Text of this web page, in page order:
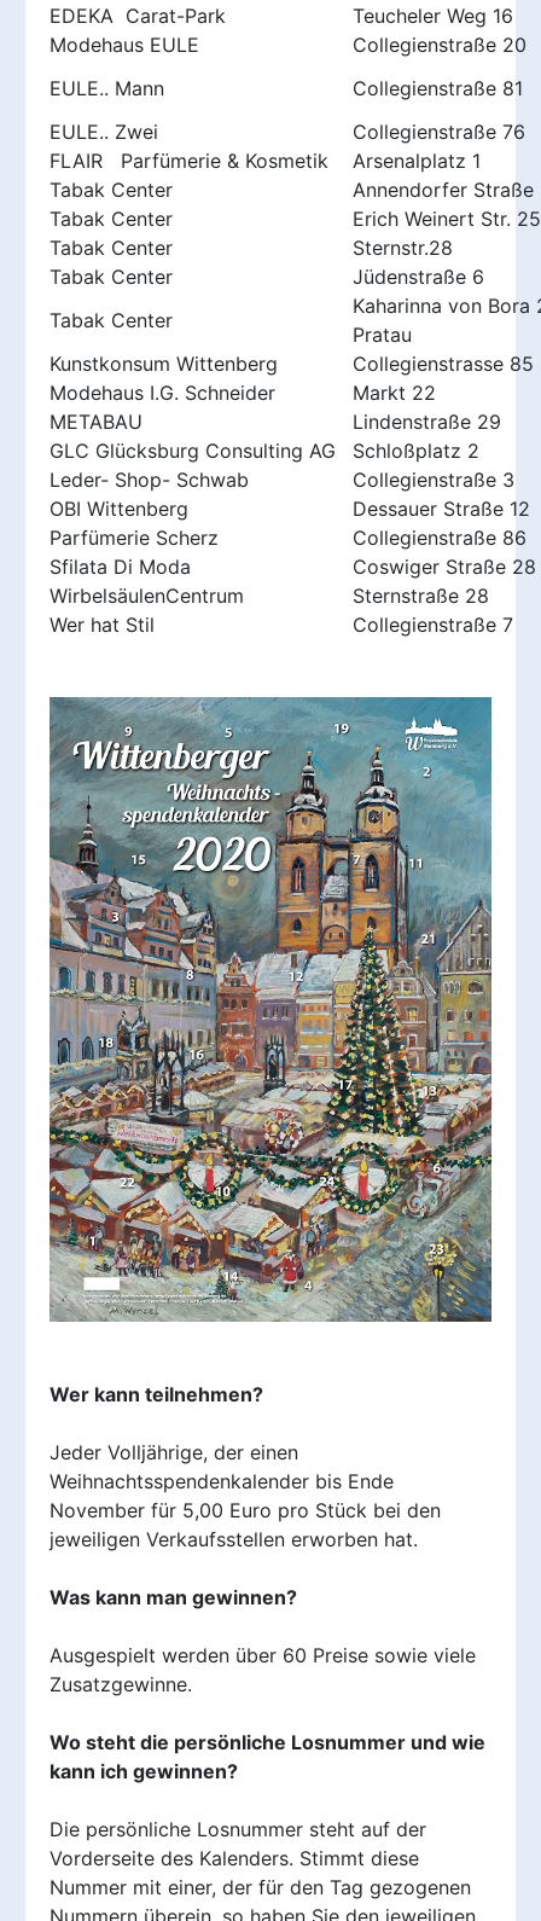
EDEKA Carat-Park
Teucheler Weg 16
Modehaus EULE
Collegienstraße 20
EULE.. Mann
Collegienstraße 81
EULE.. Zwei
Collegienstraße 76
FLAIR Parfümerie & Kosmetik
Arsenalplatz 1
Tabak Center
Annendorfer Straße
Tabak Center
Erich Weinert Str. 25
Tabak Center
Sternstr.28
Tabak Center
Jüdenstraße 6
Tabak Center
Kaharinna von Bora
Pratau
Kunstkonsum Wittenberg
Collegienstrasse 85
Modehaus I.G. Schneider
Markt 22
METABAU
Lindenstraße 29
GLC Glücksburg Consulting AG
Schloßplatz 2
Leder- Shop- Schwab
Collegienstraße 3
OBI Wittenberg
Dessauer Straße 12
Parfümerie Scherz
Collegienstraße 86
Sfilata Di Moda
Coswiger Straße 28
WirbelsäulenCentrum
Sternstraße 28
Wer hat Stil
Collegienstraße 7
Wer kann teilnehmen?
Jeder Volljährige, der einen
Weihnachtsspendenkalender bis Ende
November für 5,00 Euro pro Stück bei den
jeweiligen Verkaufsstellen erworben hat.
Was kann man gewinnen?
Ausgespielt werden über 60 Preise sowie viele
Zusatzgewinne.
Wo steht die persönliche Losnummer und wie
kann ich gewinnen?
Die persönliche Losnummer steht auf der
Vorderseite des Kalenders. Stimmt diese
Nummer mit einer, der für den Tag gezogenen